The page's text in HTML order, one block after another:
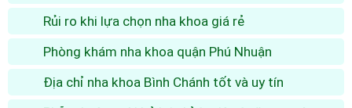
Rủi ro khi lựa chọn nha khoa giá rẻ
Phòng khám nha khoa quận Phú Nhuận
Địa chỉ nha khoa Bình Chánh tốt và uy tín